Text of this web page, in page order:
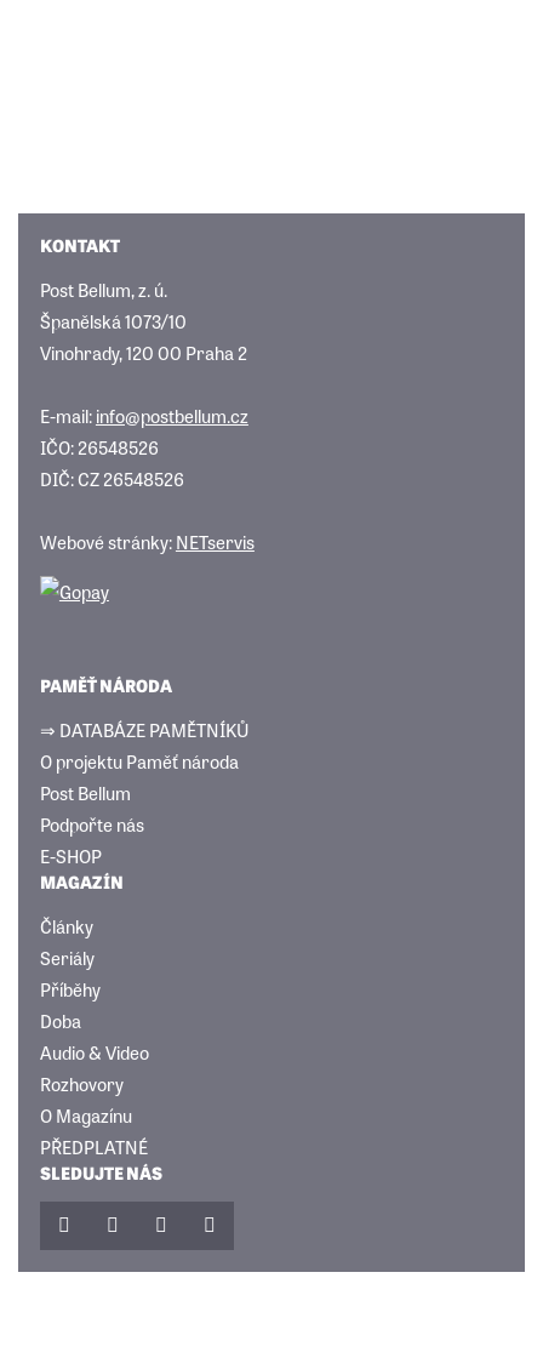
KONTAKT
Post Bellum, z. ú.
Španělská 1073/10
Vinohrady, 120 00 Praha 2
E-mail:info@postbellum.cz
IČO: 26548526
DIČ: CZ 26548526
Webové stránky:NETservis
PAMĚŤ NÁRODA
⇒ DATABÁZE PAMĚTNÍKŮ
O projektu Paměť národa
Post Bellum
Podpořte nás
E-SHOP
MAGAZÍN
Články
Seriály
Příběhy
Doba
Audio & Video
Rozhovory
O Magazínu
PŘEDPLATNÉ
SLEDUJTE NÁS